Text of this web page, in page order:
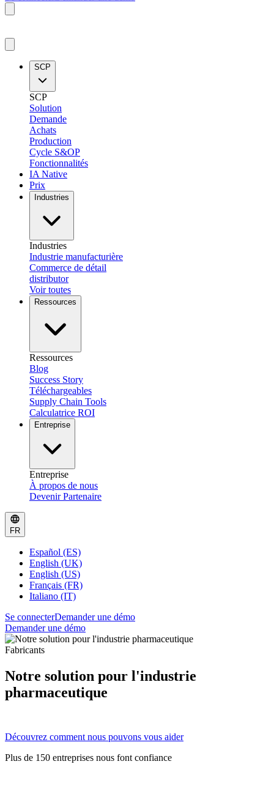
SCP
SCP
Solution
Demande
Achats
Production
Cycle S&OP
Fonctionnalités
IA Native
Prix
Industries
Industries
Industrie manufacturière
Commerce de détail
distributor
Voir toutes
Ressources
Ressources
Blog
Success Story
Téléchargeables
Supply Chain Tools
Calculatrice ROI
Entreprise
Entreprise
À propos de nous
Devenir Partenaire
FR
Español (ES)
English (UK)
English (US)
Français (FR)
Italiano (IT)
Se connecterDemander une démo
Demander une démo
Fabricants
Notre solution pour l'industrie
pharmaceutique
Découvrez comment nous pouvons vous aider
Plus de 150 entreprises nous font confiance